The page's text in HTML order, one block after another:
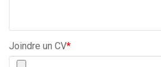
Joindre un CV*